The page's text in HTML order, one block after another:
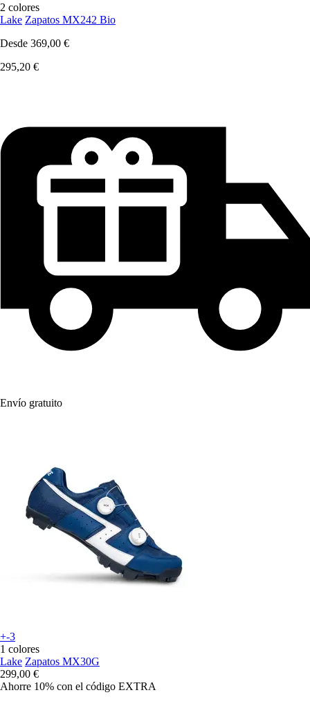
2 colores
Lake Zapatos MX242 Bio
Desde 369,00 €
295,20 €
Envío gratuito
+-3
1 colores
Lake Zapatos MX30G
299,00 €
Ahorre 10% con el código EXTRA